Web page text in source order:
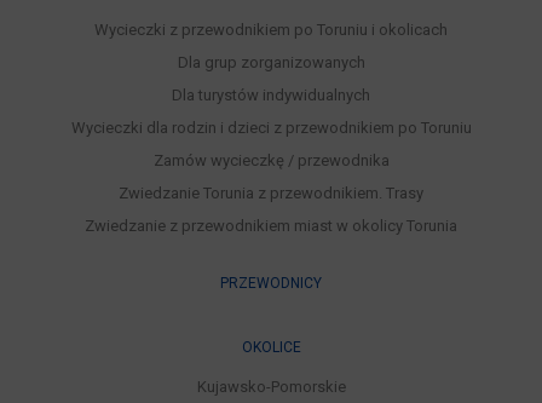
Wycieczki z przewodnikiem po Toruniu i okolicach
Dla grup zorganizowanych
Dla turystów indywidualnych
Wycieczki dla rodzin i dzieci z przewodnikiem po Toruniu
Zamów wycieczkę / przewodnika
Zwiedzanie Torunia z przewodnikiem. Trasy
Zwiedzanie z przewodnikiem miast w okolicy Torunia
PRZEWODNICY
OKOLICE
Kujawsko-Pomorskie